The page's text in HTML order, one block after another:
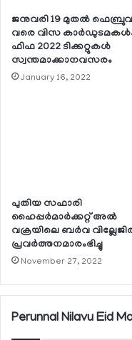
ജനുവരി 19 മുതല്‍
വരെ വിസ
ഫിഫ 2022 ടിക്കറ്റുകള്‍
സ്വന്തമാക്കാനവസരം
January 16, 2022
പുതിയ സഫാരി
ഹൈപ്പര്‍മാര്‍ക്കറ്റ് അല്‍
വക്രയിലെ ബര്‍വ
പ്രവര്‍ത്തനമാരംഭിച്ചു
November 27, 2022
Perunnal Nilavu Eid